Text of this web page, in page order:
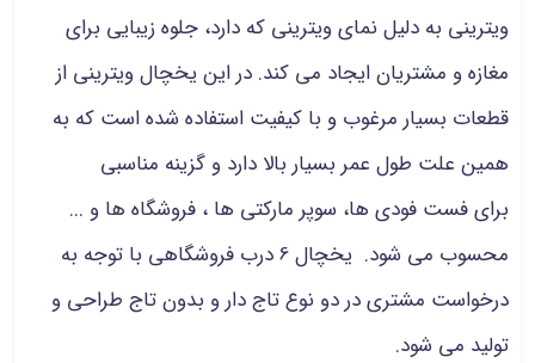
ویترینی به دلیل نمای ویترینی که دارد، جلوه زیبایی برای
مغازه و مشتریان ایجاد می کند. در این یخچال ویترینی از
قطعات بسیار مرغوب و با کیفیت استفاده شده است که به
همین علت طول عمر بسیار بالا دارد و گزینه مناسبی
برای فست فودی ها، سوپر مارکتی ها ، فروشگاه ها و ...
محسوب می شود. یخچال 6 درب فروشگاهی با توجه به
درخواست مشتری در دو نوع تاج دار و بدون تاج طراحی و
تولید می شود.